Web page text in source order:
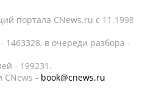
портала CNews.ru c 11.1998
в очереди разбора -
- 199231.
CNews - book@cnews.ru